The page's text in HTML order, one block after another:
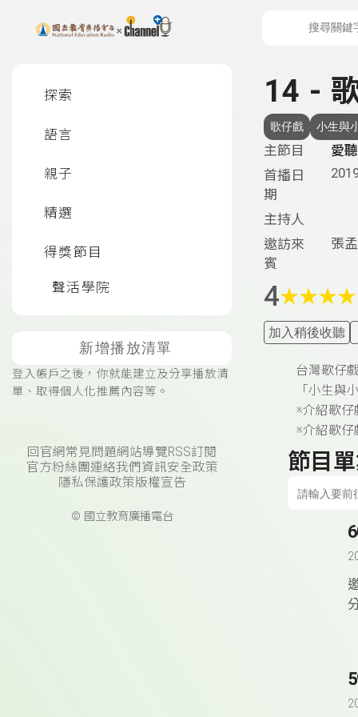
上方功能區塊
探索
語言
親子
精選
得獎節目
聲活學院
新增播放清單
登入帳戶之後，你就能建立及分享播放清
單、取得個人化推薦內容等。
回官網常見問題網站導覽RSS訂閱
官方粉絲團連絡我們 資訊安全政策
隱私保護政策版權宣告
© 國立教育廣播電台
14 -
歌仔戲 小生與
主節目
愛
首播日
期
主持人
邀訪來
賓
張
4★★★★
加入稍後收聽
台灣歌仔
「小生與
※介紹歌
※介紹歌
節目